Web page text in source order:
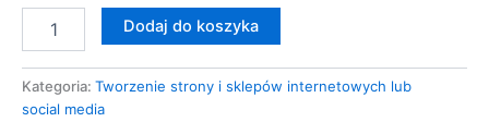
Dodaj do koszyka
Kategoria: Tworzenie strony i sklepów internetowych lub
social media